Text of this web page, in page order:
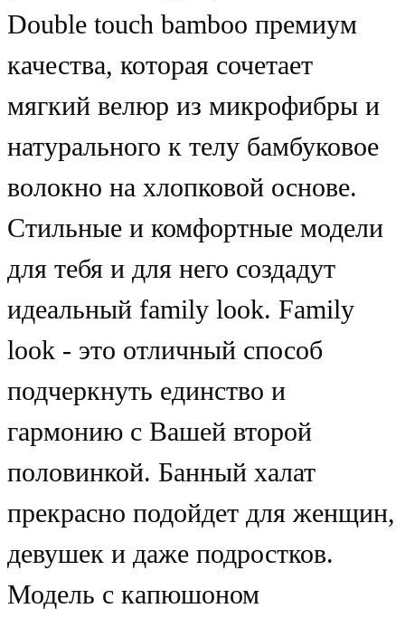
Double touch bamboo премиум
качества, которая сочетает
мягкий велюр из микрофибры и
натурального к телу бамбуковое
волокно на хлопковой основе.
Стильные и комфортные модели
для тебя и для него создадут
идеальный family look. Family
look - это отличный способ
подчеркнуть единство и
гармонию с Вашей второй
половинкой. Банный халат
прекрасно подойдет для женщин,
девушек и даже подростков.
Модель с капюшоном